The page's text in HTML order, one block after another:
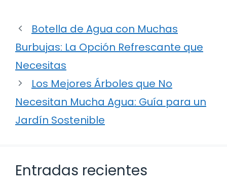
Botella de Agua con Muchas
Burbujas: La Opción Refrescante que
Necesitas
Los Mejores Árboles que No
Necesitan Mucha Agua: Guía para un
Jardín Sostenible
Entradas recientes